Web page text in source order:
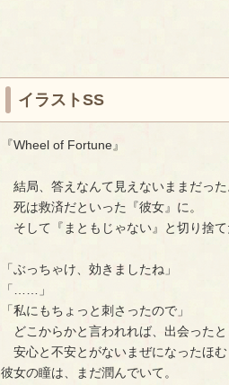
イラストSS
『Wheel of Fortune』
結局、答えなんて見えないままだった
死は救済だといった『彼女』に。
そして『まともじゃない』と切り捨て
「ぶっちゃけ、効きましたね」
「……」
「私にもちょっと刺さったので」
どこからかと言われれば、出会ったと
安心と不安とがないまぜになったほ
彼女の瞳は、まだ潤んでいて。